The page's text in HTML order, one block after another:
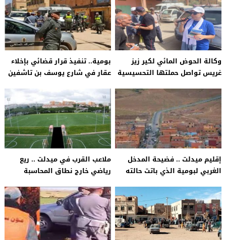
وكالة الحوض المائي لكير زيز
غريس تواصل حملتها التحسيسية
الغرق
بومية.. تنفيذ قرار قضائي بإخلاء
عقار في شارع يوسف بن تاشفين
إقليم ميدلت .. فضيحة المدخل
الغربي لبومية الذي باتت حالته
ملاعب القرب في ميدلت .. ريع
رياضي خارج نطاق المحاسبة